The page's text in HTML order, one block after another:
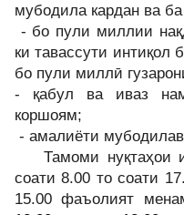
мубодила кардан ва
- бо пули миллии
ки тавассути
бо пули миллӣ
- қабул ва иваз
коршоям;
- амалиёти
Тамоми нуқтаҳои
соати 8.00 то соати
15.00 фаъолият